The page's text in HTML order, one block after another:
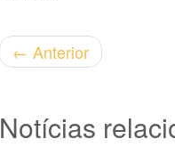
← Anterior
Notícias